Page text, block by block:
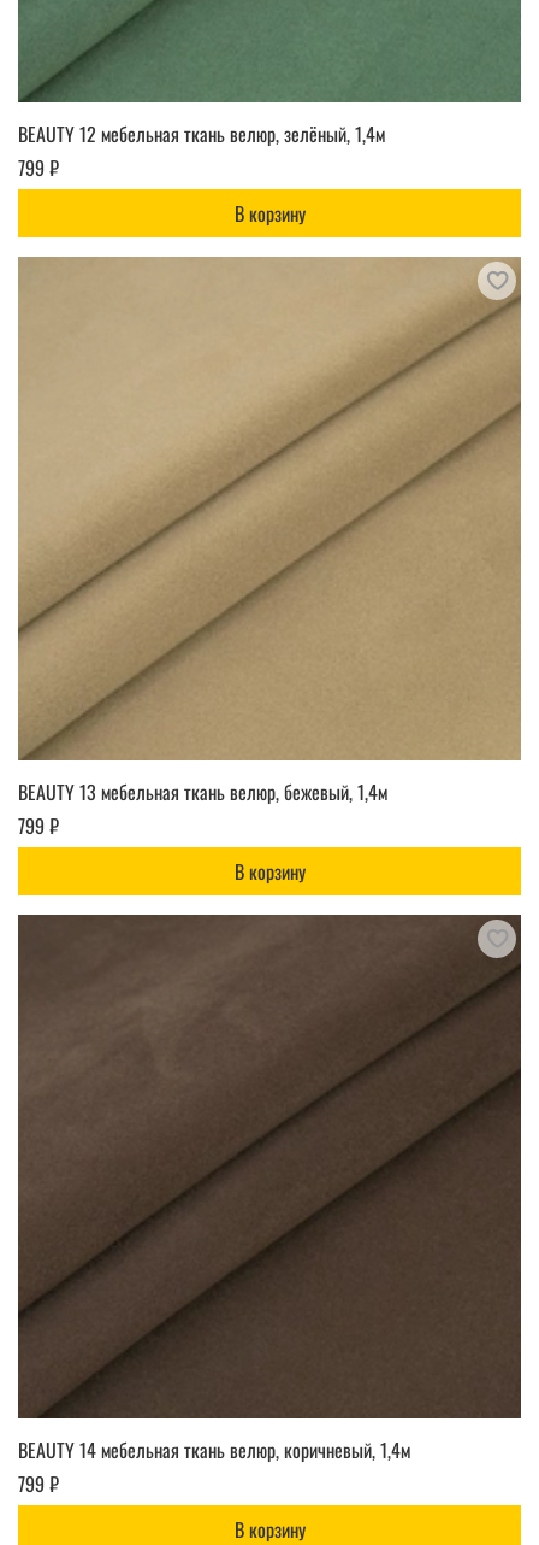
BEAUTY 12 мебельная ткань велюр, зелёный, 1,4м
799 ₽
В корзину
BEAUTY 13 мебельная ткань велюр, бежевый, 1,4м
799 ₽
В корзину
BEAUTY 14 мебельная ткань велюр, коричневый, 1,4м
799 ₽
В корзину